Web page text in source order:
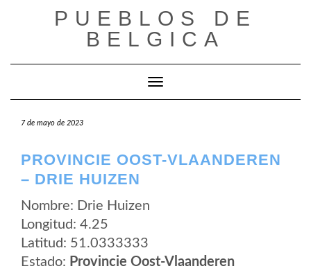
PUEBLOS DE
BELGICA
Cambiar modo de navegación
7 de mayo de 2023
PROVINCIE OOST-VLAANDEREN
– DRIE HUIZEN
Nombre: Drie Huizen
Longitud: 4.25
Latitud: 51.0333333
Estado: Provincie Oost-Vlaanderen